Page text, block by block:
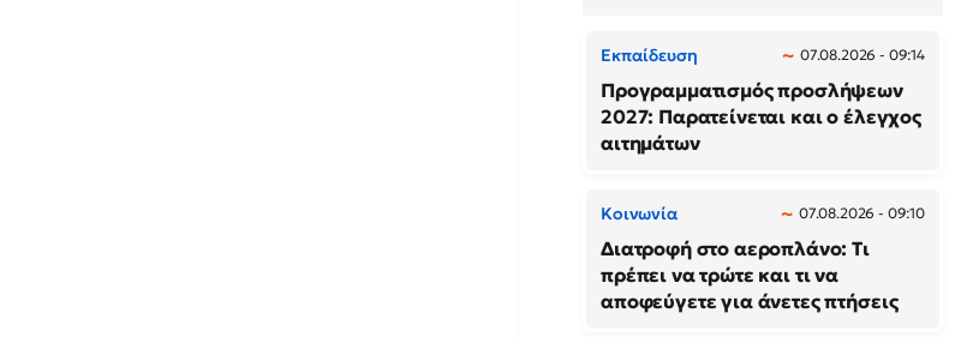
Εκπαίδευση 07.08.2026 - 09:14
Προγραμματισμός προσλήψεων
2027: Παρατείνεται και ο έλεγχος
αιτημάτων
Κοινωνία 07.08.2026 - 09:10
Διατροφή στο αεροπλάνο: Τι
πρέπει να τρώτε και τι να
αποφεύγετε για άνετες πτήσεις